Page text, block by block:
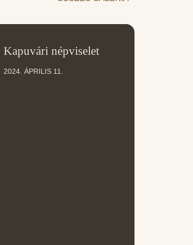
Kapuvári népviselet
2024. ÁPRILIS 11.